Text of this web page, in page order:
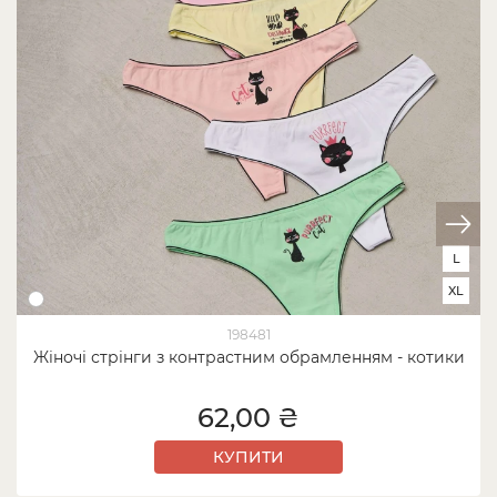
198481
Жіночі стрінги з контрастним обрамленням - котики
L
XL
62,00 ₴
КУПИТИ